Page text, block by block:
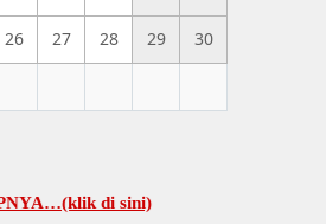
26 27 28 29 30
di sini)